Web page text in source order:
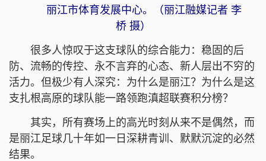
丽江市体育发展中心。（丽江融媒记者 李
桥 摄）
很多人惊叹于这支球队的综合能力：稳固的后
防、流畅的传控、永不言弃的心态、新人层出不穷的
活力。但极少有人深究：为什么是丽江？为什么是这
支扎根高原的球队能一路领跑滇超联赛积分榜？
其实，所有赛场上的高光时刻从来不是偶然，而
是丽江足球几十年如一日深耕青训、默默沉淀的必然
结果。